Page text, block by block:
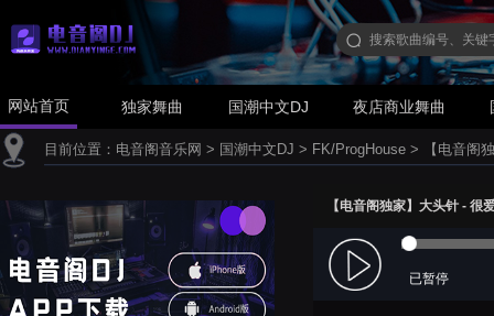
网站首页 独家舞曲 国潮中文DJ 夜店商业舞曲
目前位置： 电音阁音乐网 > 国潮中文DJ > FK/ProgHouse > 【电音阁
【电音阁独家】大头针 -
已暂停